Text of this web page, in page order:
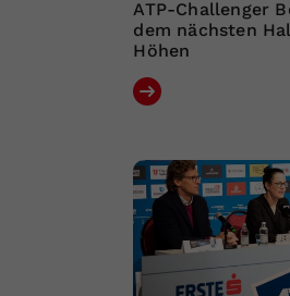
ATP-Challenger
dem nächsten
Höhen